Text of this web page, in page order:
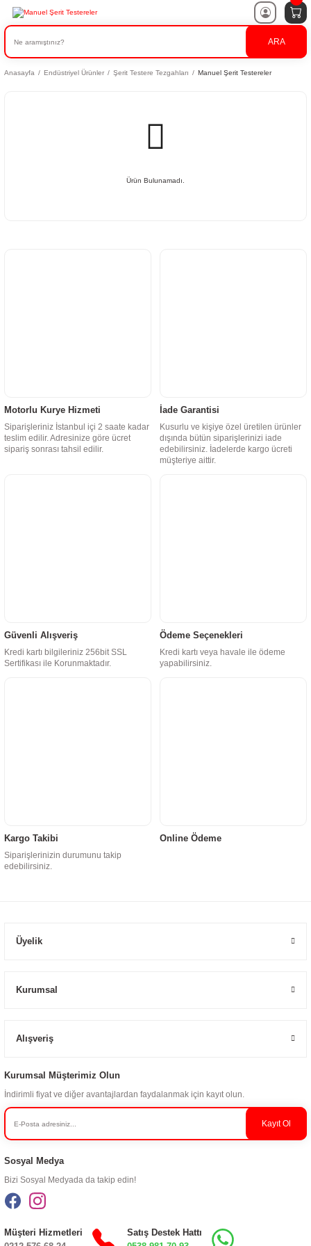
ARA
Anasayfa Endüstriyel Ürünler Şerit Testere Tezgahları Manuel Şerit Testereler
Ürün Bulunamadı.
Motorlu Kurye Hizmeti
Siparişleriniz İstanbul içi 2 saate kadar
teslim edilir. Adresinize göre ücret
sipariş sonrası tahsil edilir.
İade Garantisi
Kusurlu ve kişiye özel üretilen ürünler
dışında bütün siparişlerinizi iade
edebilirsiniz. İadelerde kargo ücreti
müşteriye aittir.
Güvenli Alışveriş
Kredi kartı bilgileriniz 256bit SSL
Sertifikası ile Korunmaktadır.
Ödeme Seçenekleri
Kredi kartı veya havale ile ödeme
yapabilirsiniz.
Kargo Takibi
Siparişlerinizin durumunu takip
edebilirsiniz.
Online Ödeme
Üyelik
Kurumsal
Alışveriş
Kurumsal Müşterimiz Olun
İndirimli fiyat ve diğer avantajlardan faydalanmak için kayıt olun.
Kayıt Ol
Sosyal Medya
Bizi Sosyal Medyada da takip edin!
Müşteri Hizmetleri
Satış Destek Hattı